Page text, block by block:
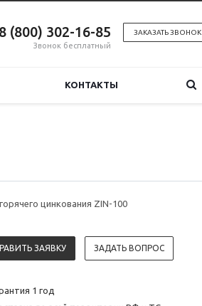
ЗАКАЗАТЬ ЗВОНОК
8 (800) 302-16-85
Звонок бесплатный
КОНТАКТЫ
цинкования ZIN-100
ЗАЯВКУ ЗАДАТЬ ВОПРОС
1 год